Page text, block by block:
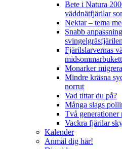
Bete i Natura
väddnätfjärilar
Nektar – tema
Snabb
Fjärilslarvernas
midsommarbukett
Monarker
Mindre kräsna
norrut
Vad tittar du på?
Många slags
Två generationer
Vackra fjärilar
Kalender
Anmäl dig här!